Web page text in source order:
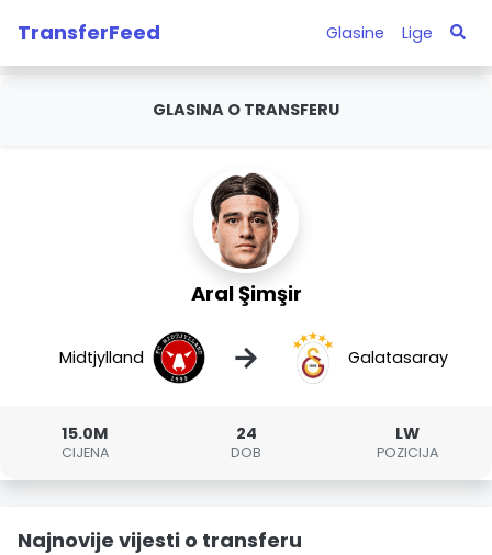
TransferFeed Glasine Lige
GLASINA O TRANSFERU
Aral Şimşir
Midtjylland → Galatasaray
15.0M
CIJENA
24
DOB
LW
POZICIJA
Najnovije vijesti o transferu